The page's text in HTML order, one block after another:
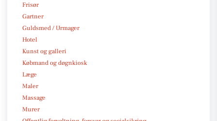
Frisør
Gartner
Guldsmed / Urmager
Hotel
Kunst og galleri
Købmand og døgnkiosk
Læge
Maler
Massage
Murer